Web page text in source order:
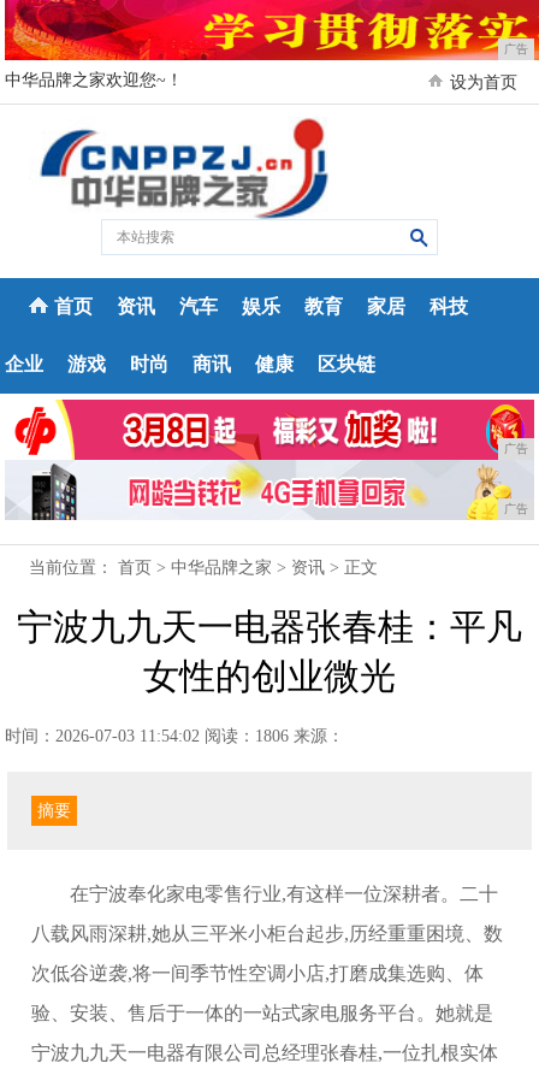
广告
中华品牌之家欢迎您~！ 设为首页
首页 资讯 汽车 娱乐 教育 家居 科技
企业 游戏 时尚 商讯 健康 区块链
广告
广告
当前位置：首页 >中华品牌之家 > 资讯 > 正文
宁波九九天一电器张春桂：平凡
女性的创业微光
时间：2026-07-03 11:54:02 阅读：1806 来源：
摘要
在宁波奉化家电零售行业,有这样一位深耕者。二十
八载风雨深耕,她从三平米小柜台起步,历经重重困境、数
次低谷逆袭,将一间季节性空调小店,打磨成集选购、体
验、安装、售后于一体的一站式家电服务平台。她就是
宁波九九天一电器有限公司总经理张春桂,一位扎根实体